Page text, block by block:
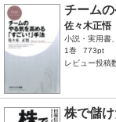
チーム
佐々木正悟
小説・実用書
1巻
773pt
レビュー投稿
株で儲